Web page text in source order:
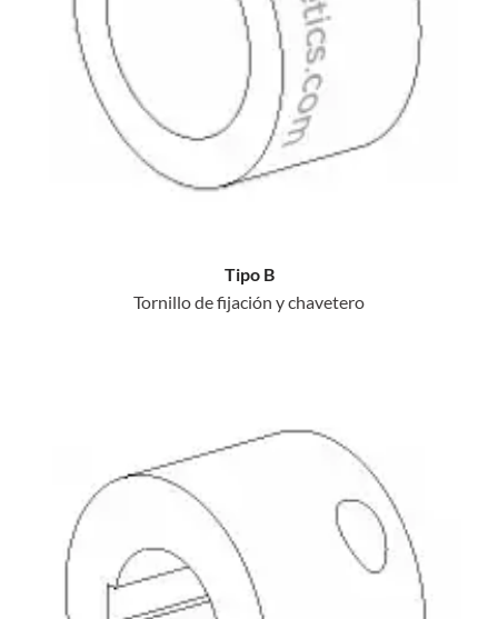
Tipo B
Tornillo de fijación y chavetero